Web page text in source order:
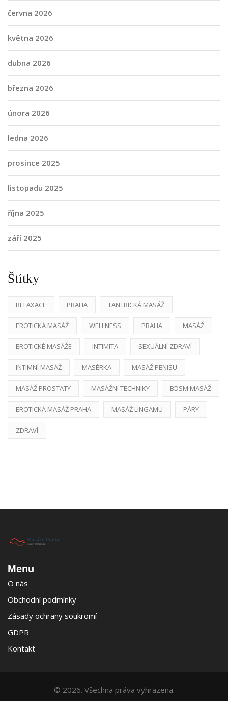
června 2026
května 2026
dubna 2026
března 2026
února 2026
ledna 2026
prosince 2025
listopadu 2025
října 2025
září 2025
Štítky
RELAXACE PRAHA TANTRICKÁ MASÁŽ
EROTICKÁ MASÁŽ WELLNESS PRAHA MASÁŽ
EROTICKÉ MASÁŽE INTIMITA SEXUÁLNÍ ZDRAVÍ
INTIMNÍ MASÁŽ MASÉRKA MASÁŽ PENISU
MASÁŽ PROSTATY MASÁŽNÍ TECHNIKY BDSM MASÁŽ
EROTICKÁ MASÁŽ PRAHA MASÁŽ LINGAMU PÁRY
ZDRAVÍ
Menu
O nás
Obchodní podmínky
Zásady ochrany soukromí
GDPR
Kontakt
© 2026. Všechna práva vyhrazena.